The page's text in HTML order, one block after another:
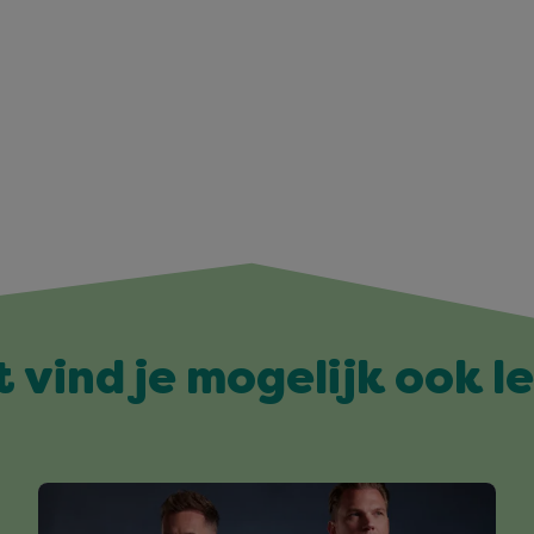
vind je mogelijk ook